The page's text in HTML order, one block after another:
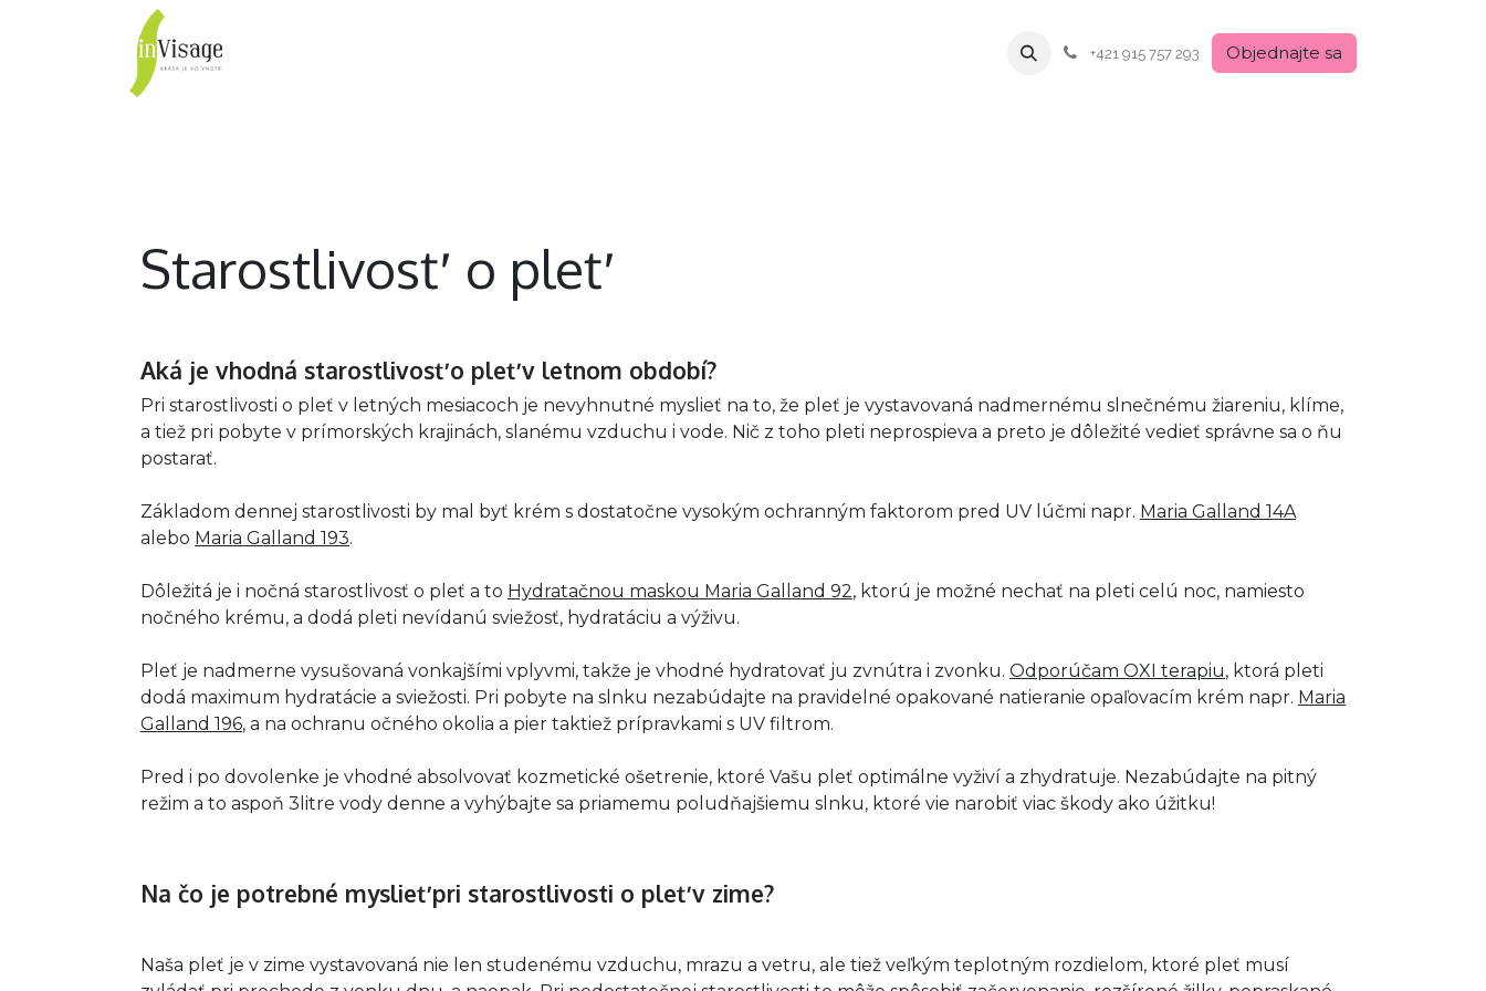
+421 915 757 293 Objednajte sa
Starostlivosť o pleť
Aká je vhodná starostlivosť o pleť v letnom období?
Pri starostlivosti o pleť v letných mesiacoch je nevyhnutné myslieť na to, že pleť je vystavovaná nadmernému slnečnému žiareniu, klíme,
a tiež pri pobyte v prímorských krajinách, slanému vzduchu i vode. Nič z toho pleti neprospieva a preto je dôležité vedieť správne sa o ňu
postarať.
Základom dennej starostlivosti by mal byť krém s dostatočne vysokým ochranným faktorom pred UV lúčmi napr. Maria Galland 14A
alebo Maria Galland 193.
Dôležitá je i nočná starostlivosť o pleť a to Hydratačnou maskou Maria Galland 92, ktorú je možné nechať na pleti celú noc, namiesto
nočného krému, a dodá pleti nevídanú sviežosť, hydratáciu a výživu.
Pleť je nadmerne vysušovaná vonkajšími vplyvmi, takže je vhodné hydratovať ju zvnútra i zvonku. Odporúčam OXI terapiu, ktorá pleti
dodá maximum hydratácie a sviežosti. Pri pobyte na slnku nezabúdajte na pravidelné opakované natieranie opaľovacím krém napr. Maria
Galland 196, a na ochranu očného okolia a pier taktiež prípravkami s UV filtrom.
Pred i po dovolenke je vhodné absolvovať kozmetické ošetrenie, ktoré Vašu pleť optimálne vyživí a zhydratuje. Nezabúdajte na pitný
režim a to aspoň 3litre vody denne a vyhýbajte sa priamemu poludňajšiemu slnku, ktoré vie narobiť viac škody ako úžitku!
Na čo je potrebné myslieť pri starostlivosti o pleť v zime?
Naša pleť je v zime vystavovaná nie len studenému vzduchu, mrazu a vetru, ale tiež veľkým teplotným rozdielom, ktoré pleť musí